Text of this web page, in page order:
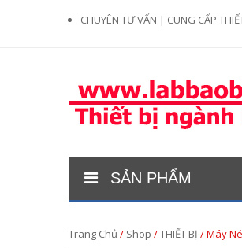
CHUYÊN TƯ VẤN | CUNG CẤP
SẢN PHẨM
Trang Chủ / Shop /THIẾT BỊ / Máy